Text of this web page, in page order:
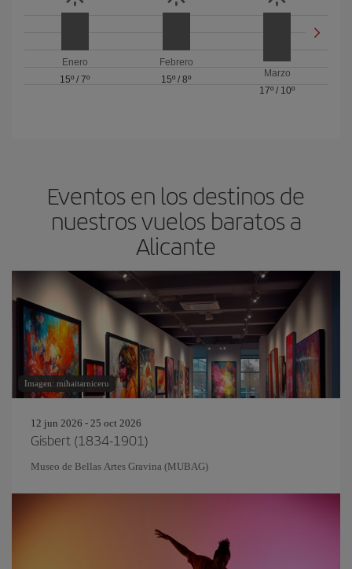
Enero
15º /7º
Febrero
15º / 8º
Marzo
17º / 10º
Eventos en los destinos de
nuestros vuelos baratos a
Alicante
Imagen: mihaitarniceru
12 jun 2026 - 25 oct 2026
Gisbert (1834-1901)
Museo de Bellas Artes Gravina (MUBAG)